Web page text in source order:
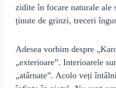
zidite în focare naturale ale
ținute de grinzi, treceri
Adesea vorbim despre
„exterioare”. Interioarele
„atârnate”. Acolo veți